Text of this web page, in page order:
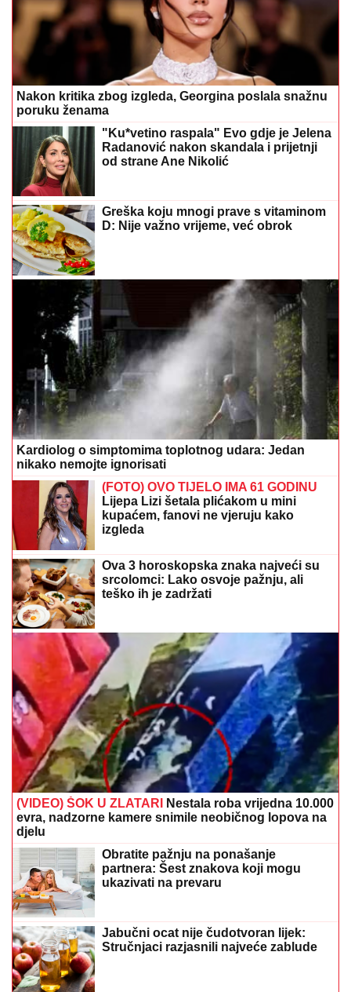
Nakon kritika zbog izgleda, Georgina poslala snažnu
poruku ženama
"Ku*vetino raspala" Evo gdje je Jelena
Radanović nakon skandala i prijetnji
od strane Ane Nikolić
Greška koju mnogi prave s vitaminom
D: Nije važno vrijeme, već obrok
Kardiolog o simptomima toplotnog udara: Jedan
nikako nemojte ignorisati
(FOTO) OVO TIJELO IMA 61 GODINU
Lijepa Lizi šetala plićakom u mini
kupaćem, fanovi ne vjeruju kako
izgleda
Ova 3 horoskopska znaka najveći su
srcolomci: Lako osvoje pažnju, ali
teško ih je zadržati
(VIDEO) ŠOK U ZLATARINestala roba vrijedna 10.000
evra, nadzorne kamere snimile neobičnog lopova na
djelu
Obratite pažnju na ponašanje
partnera: Šest znakova koji mogu
ukazivati na prevaru
Jabučni ocat nije čudotvoran lijek:
Stručnjaci razjasnili najveće zablude